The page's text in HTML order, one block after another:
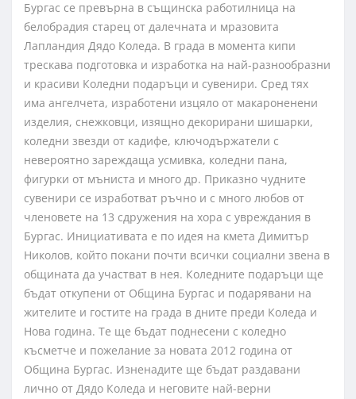
Бургас се превърна в същинска работилница на
белобрадия старец от далечната и мразовита
Лапландия Дядо Коледа. В града в момента кипи
трескава подготовка и изработка на най-разнообразни
и красиви Коледни подаръци и сувенири. Сред тях
има ангелчета, изработени изцяло от макароненени
изделия, снежковци, изящно декорирани шишарки,
коледни звезди от кадифе, ключодържатели с
невероятно зареждаща усмивка, коледни пана,
фигурки от мъниста и много др. Приказно чудните
сувенири се изработват ръчно и с много любов от
членовете на 13 сдружения на хора с увреждания в
Бургас. Инициативата е по идея на кмета Димитър
Николов, който покани почти всички социални звена в
общината да участват в нея. Коледните подаръци ще
бъдат откупени от Община Бургас и подарявани на
жителите и гостите на града в дните преди Коледа и
Нова година. Те ще бъдат поднесени с коледно
късметче и пожелание за новата 2012 година от
Община Бургас. Изненадите ще бъдат раздавани
лично от Дядо Коледа и неговите най-верни